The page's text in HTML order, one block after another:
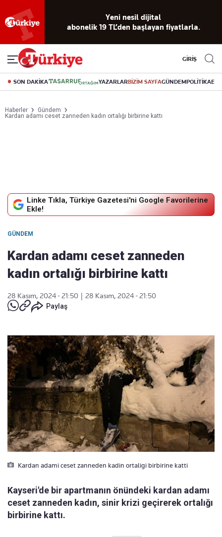
okuma
deneyimi
dijital arşiv
Akıllı haber
asistanı
Eski gazeteleri
indirme
canlı soru
cevap
GİRİŞ
SON DAKİKA YAZARLARBİZİM SAYFAGÜNDEMPOLİTİKA
Haberler
Gündem
Kardan adamı ceset zanneden kadın ortalığı birbirine kattı
Linke Tıkla, Türkiye Gazetesi'ni Google Favorilerine
Ekle!
GÜNDEM
Kardan adamı ceset zanneden
kadın ortalığı birbirine kattı
28 Kasım, 2024 - 21:50
28 Kasım, 2024 - 21:50
Paylaş
Kardan adami ceset zanneden kadin ortaligi birbirine katti
Kayseri'de bir apartmanın önündeki kardan adamı
ceset zanneden kadın, sinir krizi geçirerek ortalığı
birbirine kattı.